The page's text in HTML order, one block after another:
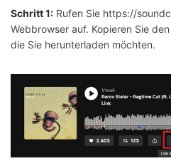
Schritt 1: Rufen Sie https://
Webbrowser auf. Kopieren Sie
die Sie herunterladen möchten.